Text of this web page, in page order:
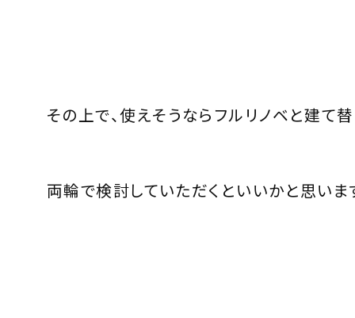
その上で、使えそうならフルリノベと建て
両輪で検討していただくといいかと思いま